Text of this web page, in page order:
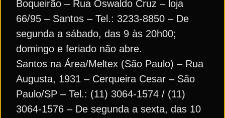
Boqueirão – Rua Oswaldo Cruz – loja
66/95 – Santos – Tel.: 3233-8850 – De
segunda a sábado, das 9 às 20h00;
domingo e feriado não abre.
Santos na Área/Meltex (São Paulo) – Rua
Augusta, 1931 – Cerqueira Cesar – São
Paulo/SP – Tel.: (11) 3064-1574 / (11)
3064-1576 – De segunda a sexta, das 10